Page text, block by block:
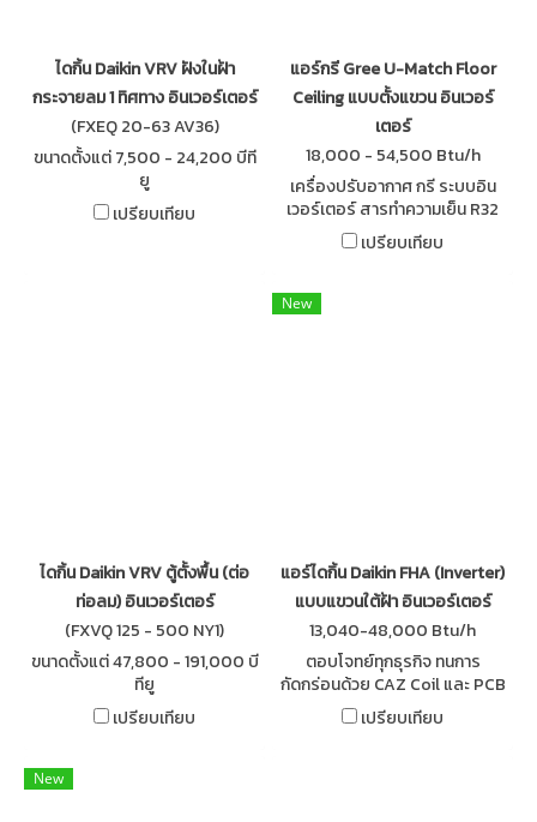
ไดกิ้น Daikin VRV ฝังในฝ้า
กระจายลม 1 ทิศทาง อินเวอร์เตอร์
(FXEQ 20-63 AV36)
ขนาดตั้งแต่ 7,500 - 24,200 บีที
ยู
เปรียบเทียบ
แอร์กรี Gree U-Match Floor
Ceiling แบบตั้งแขวน อินเวอร์
เตอร์
18,000 - 54,500 Btu/h
เครื่องปรับอากาศ กรี ระบบอิน
เวอร์เตอร์ สารทำความเย็น R32
สำหรับติดตั้งใน สำนักงาน ร้าน
อาหาร ห้องประชุม ทำงานเงียบ
เปรียบเทียบ
ไดกิ้น Daikin VRV ตู้ตั้งพื้น (ต่อ
ท่อลม) อินเวอร์เตอร์
(FXVQ 125 - 500 NY1)
ขนาดตั้งแต่ 47,800 - 191,000 บี
ทียู
เปรียบเทียบ
New
แอร์ไดกิ้น Daikin FHA (Inverter)
แบบแขวนใต้ฝ้า อินเวอร์เตอร์
13,040-48,000 Btu/h
ตอบโจทย์ทุกธุรกิจ ทนการ
กัดกร่อนด้วย CAZ Coil และ PCB
Coolant เพิ่มความเย็นให้แผง
วงจรด้วยน้ำยาแอร์ของไดกิ้น
เปรียบเทียบ
New